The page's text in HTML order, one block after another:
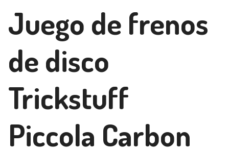
Juego de frenos
de disco
Trickstuff
Piccola Carbon